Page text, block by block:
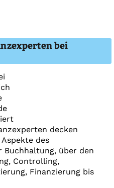
bei
decken
des
Buchhaltung, über den
Controlling,
Finanzierung bis